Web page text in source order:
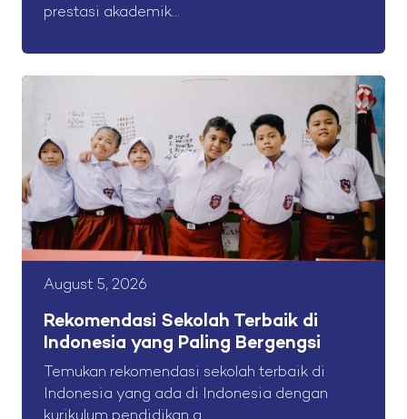
prestasi akademik...
August 5, 2026
Rekomendasi Sekolah Terbaik di
Indonesia yang Paling Bergengsi
Temukan rekomendasi sekolah terbaik di
Indonesia yang ada di Indonesia dengan